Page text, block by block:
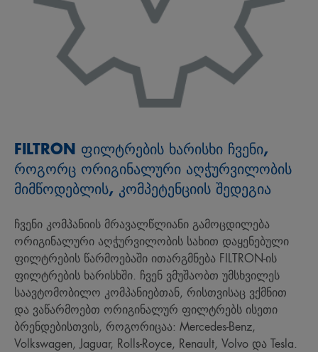
FILTRON ფილტრების ხარისხი ჩვენი,
როგორც ორიგინალური აღჭურვილობის
მიმწოდებლის, კომპეტენციის შედეგია
ჩვენი კომპანიის მრავალწლიანი გამოცდილება
ორიგინალური აღჭურვილობის სახით დაყენებული
ფილტრების წარმოებაში ითარგმნება FILTRON-ის
ფილტრების ხარისხში. ჩვენ ვმუშაობთ უმსხვილეს
საავტომობილო კომპანიებთან, რისთვისაც ვქმნით
და ვაწარმოებთ ორიგინალურ ფილტრებს ისეთი
ბრენდებისთვის, როგორიცაა: Mercedes-Benz,
Volkswagen, Jaguar, Rolls-Royce, Renault, Volvo და Tesla.